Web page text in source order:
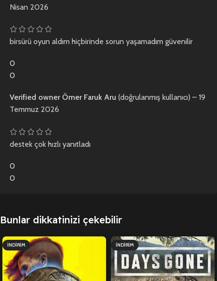
Nisan 2026
birsürü oyun aldım hiçbirinde sorun yaşamadım güvenilir
0
0
Verified owner Ömer Faruk Aru (doğrulanmış kullanıcı) – 19
Temmuz 2026
destek çok hızlı yanıtladı
0
0
Bunlar dikkatinizi çekebilir
İNDIRIM İNDIRIM